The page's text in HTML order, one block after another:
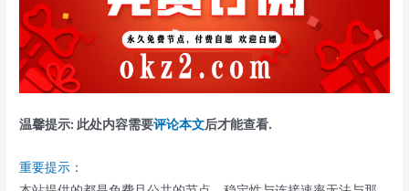
温馨提示: 此处内容需要评论本文后才能查看.
重要提示 ：